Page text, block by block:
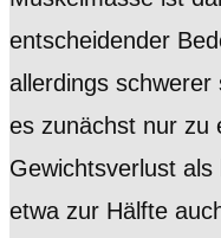
entscheidender
allerdings
es zunächst nur zu
Gewichtsverlust
etwa zur Hälfte